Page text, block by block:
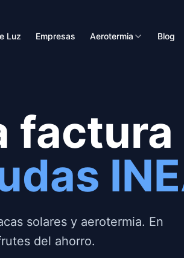
Luz Empresas Aerotermia Blog
factura
solares y aerotermia. En
del ahorro.